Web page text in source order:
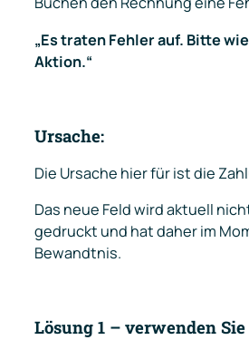
„Es traten Fehler auf. Bitte
Aktion.“
Ursache:
Die Ursache hier für ist die
Das neue Feld wird aktuell
gedruckt und hat daher im
Bewandtnis.
Lösung 1 – verwenden